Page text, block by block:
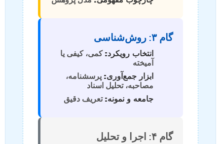
گام ۳: روش‌شناسی
انتخاب رویکرد: کمی، کیفی یا
آمیخته
ابزار جمع‌آوری: پرسشنامه،
مصاحبه، تحلیل اسناد
جامعه و نمونه: تعریف دقیق
گام ۴: اجرا و تحلیل